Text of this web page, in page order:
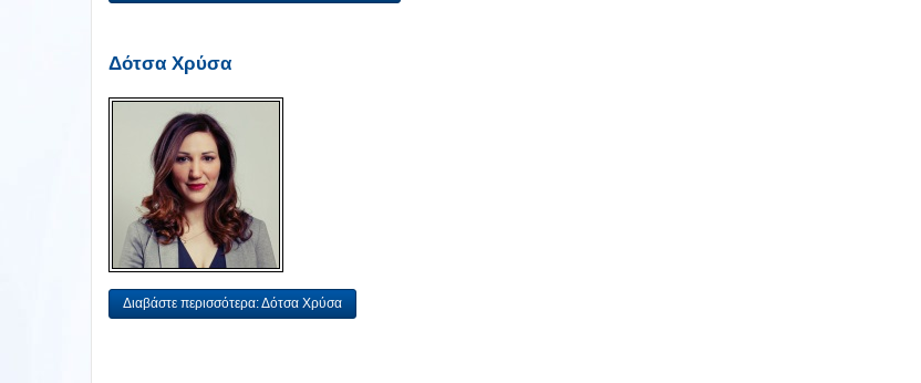
Δότσα Χρύσα
Διαβάστε περισσότερα: Δότσα Χρύσα